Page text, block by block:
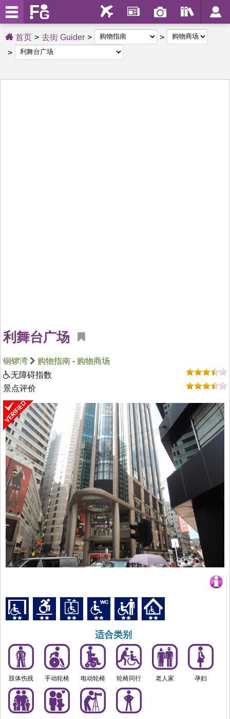
首页 去街 Guider
利舞台广场
铜锣湾 购物指南 - 购物商场
无障碍指数
景点评价
适合类别
肢体伤残 手动轮椅 电动轮椅 轮椅同行 老人家 孕妇